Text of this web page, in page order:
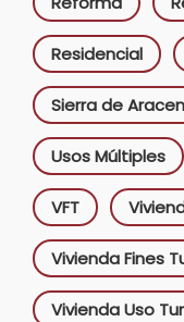
Residencial
Sierra de
Usos Múltiples
VFT
Vivienda Fines
Vivienda Uso